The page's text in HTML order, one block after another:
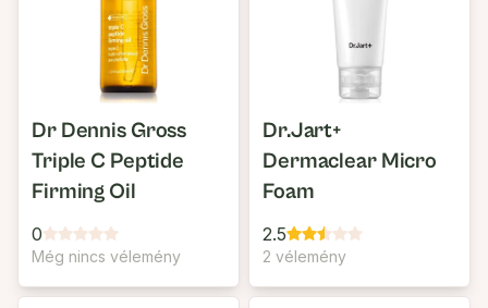
Dr Dennis Gross
Triple C Peptide
Firming Oil
0
Még nincs vélemény
Dr.Jart+
Dermaclear Micro
Foam
2.5
2 vélemény